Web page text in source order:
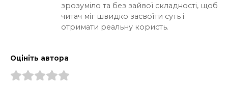
зрозуміло та без зайвої складності, щоб
читач міг швидко засвоїти суть і
отримати реальну користь.
Оцініть автора